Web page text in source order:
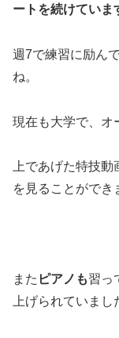
ートを続けていま
週7で練習に励ん
ね。
現在も大学で、オ
上であげた特技動
を見ることができ
また ピアノも習っ
上げられていまし